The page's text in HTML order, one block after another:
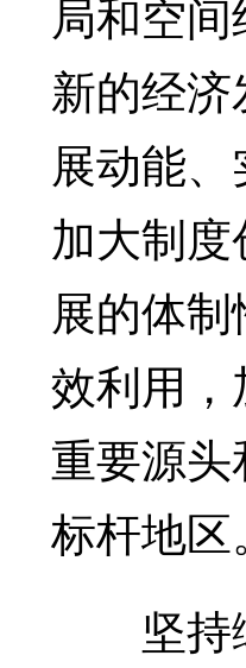
局和空
新的经
展动能
加大制
展的体
效利用
重要源
标杆地区。
坚持绿